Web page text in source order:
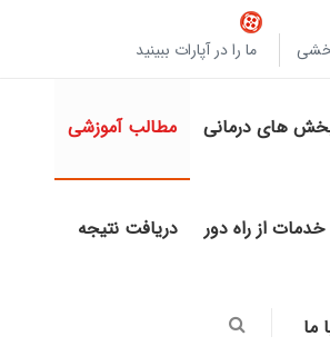
ما را در آپارات ببینید
های درمانی مطالب آموزشی
خدمات از راه دور دریافت نتیجه
ما